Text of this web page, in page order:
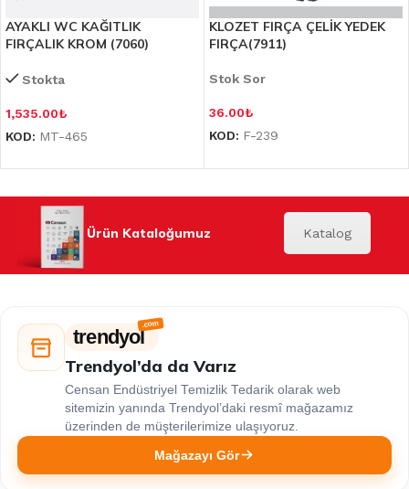
AYAKLI WC KAĞITLIK
FIRÇALIK KROM (7060)
Stokta
1,535.00₺
KOD: MT-465
KLOZET FIRÇA ÇELİK YEDEK
FIRÇA(7911)
Stok Sor
36.00₺
KOD: F-239
Ürün Kataloğumuz Katalog
trendyol
Trendyol’da da Varız
Censan Endüstriyel Temizlik Tedarik olarak web
sitemizin yanında Trendyol’daki resmî mağazamız
üzerinden de müşterilerimize ulaşıyoruz.
Mağazayı Gör